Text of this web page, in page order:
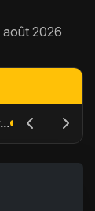
août 2026
dès octobre 2027